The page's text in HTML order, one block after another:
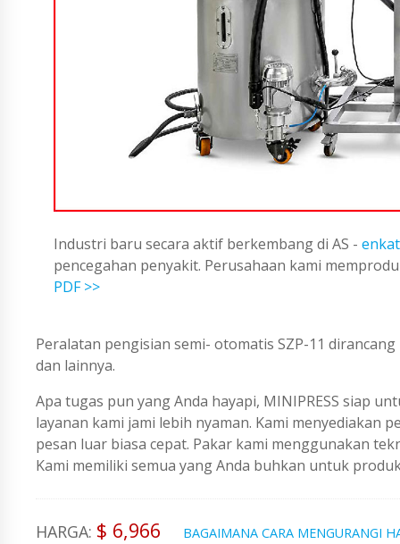
Industri baru secara aktif berkembang di AS -
pencegahan penyakit. Perusahaan kami
PDF >>
Peralatan pengisian semi- otomatis SZP-11
dan lainnya.
Apa tugas pun yang Anda hayapi, MINIPRESS siap
layanan kami jami lebih nyaman. Kami menyediakan
pesan luar biasa cepat. Pakar kami menggunakan
Kami memiliki semua yang Anda buhkan untuk
HARGA: $ 6,966 BAGAIMANA CARA MENGURANGI